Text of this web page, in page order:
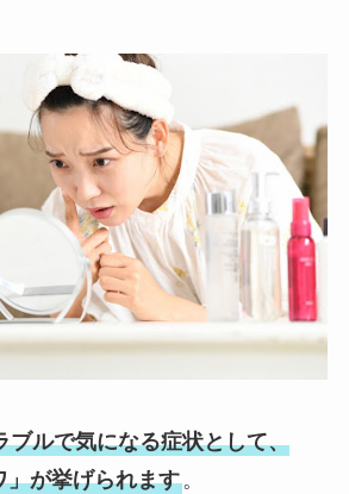
ブルで気になる症状として、
」が挙げられます。